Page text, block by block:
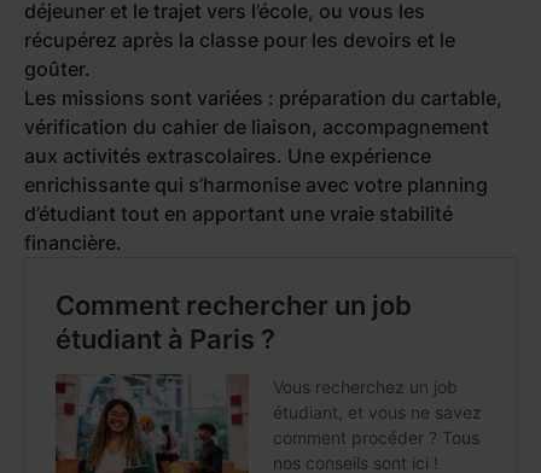
déjeuner et le trajet vers l’école, ou vous les
récupérez après la classe pour les devoirs et le
goûter.
Les missions sont variées : préparation du cartable,
vérification du cahier de liaison, accompagnement
aux activités extrascolaires. Une expérience
enrichissante qui s’harmonise avec votre planning
d’étudiant tout en apportant une vraie stabilité
financière.